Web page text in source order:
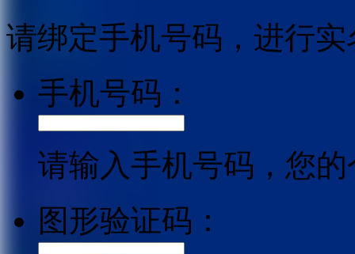
请绑定手机号码，进行
手机号码：
请输入手机号码，您
图形验证码：